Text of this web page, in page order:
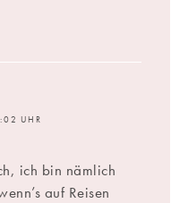
UHR
ich bin nämlich
auf Reisen